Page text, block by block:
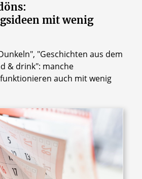
mit wenig
"Geschichten aus dem
& drink": manche
auch mit wenig